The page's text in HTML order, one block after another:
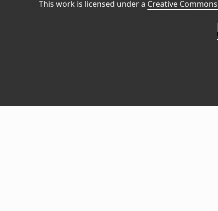
This work is licensed under a Creative